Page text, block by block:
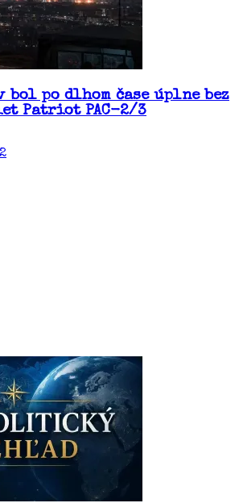
bol po dlhom čase úplne bez
Patriot PAC-2/3